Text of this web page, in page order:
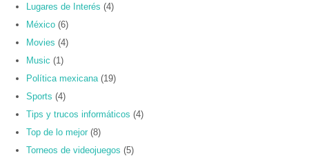
Lugares de Interés (4)
México (6)
Movies (4)
Music (1)
Política mexicana (19)
Sports (4)
Tips y trucos informáticos (4)
Top de lo mejor (8)
Torneos de videojuegos (5)